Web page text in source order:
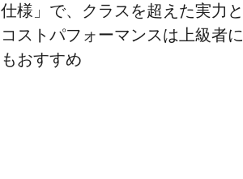
仕様」で、クラスを超えた実力と
コストパフォーマンスは上級者に
もおすすめ